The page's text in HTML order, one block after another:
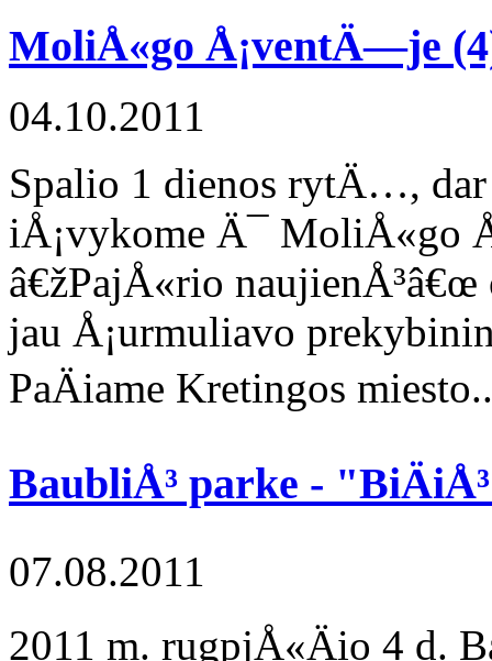
MoliÅ«go Å¡ventÄ—je
04.10.2011
Spalio 1 dienos rytÄ…,
iÅ¡vykome Ä¯ MoliÅ«go
â€žPajÅ«rio
jau Å¡urmuliavo
PaÄiame Kretingos
BaubliÅ³ parke -
07.08.2011
2011 m. rugpjÅ«Äio 4 d.